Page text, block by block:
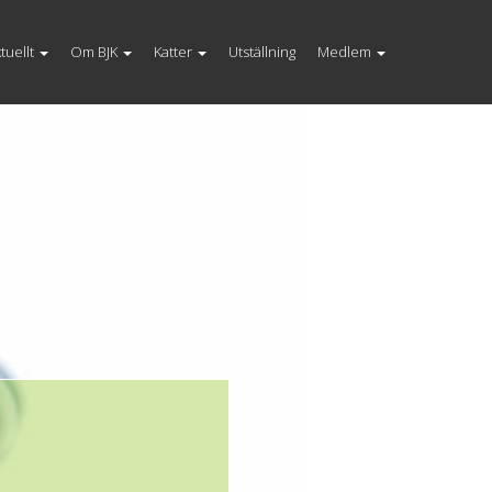
Om BJK Katter Utställning Medlem